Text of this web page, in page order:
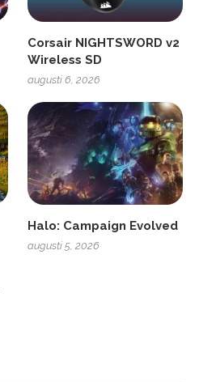
Corsair NIGHTSWORD v2
Wireless SD
augusti 6, 2026
Halo: Campaign Evolved
augusti 5, 2026